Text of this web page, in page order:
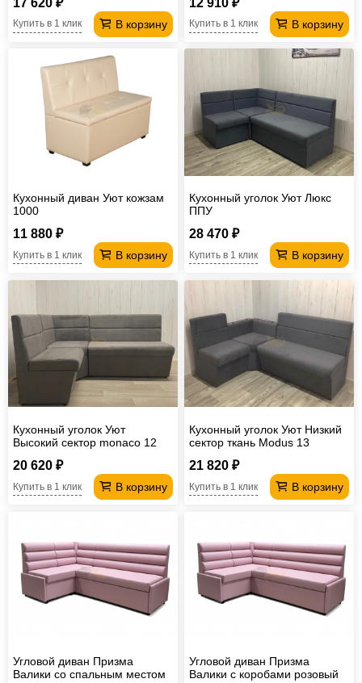
17 620 ₽
В корзину
Купить в 1 клик
12 910 ₽
В корзину
Купить в 1 клик
Кухонный диван Уют кожзам
1000
11 880 ₽
В корзину
Купить в 1 клик
Кухонный уголок Уют Люкс
ППУ
28 470 ₽
В корзину
Купить в 1 клик
Кухонный уголок Уют
Высокий сектор monaco 12
20 620 ₽
В корзину
Купить в 1 клик
Кухонный уголок Уют Низкий
сектор ткань Modus 13
21 820 ₽
В корзину
Купить в 1 клик
Угловой диван Призма
Валики со спальным местом
Угловой диван Призма
Валики с коробами розовый